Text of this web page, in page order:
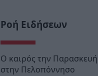
Ροή Ειδήσεων
Ο καιρός την
στην Πελοπόννησο